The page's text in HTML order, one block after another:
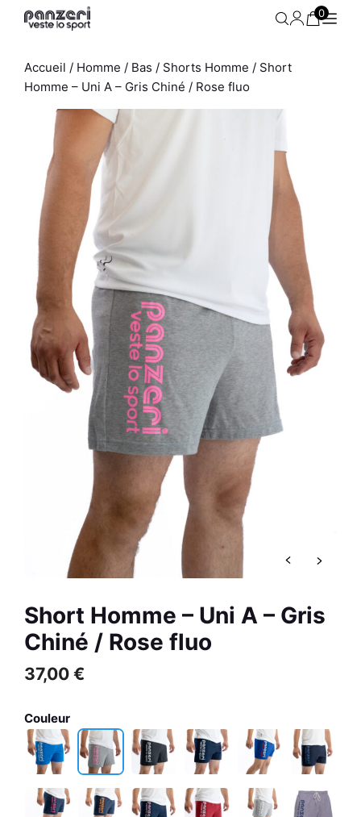
Jogging Femme - Uni H -
Bleu Marine / Rose
59,00 € AJOUTER
Aller
0
Accueil / Homme / Bas / Shorts Homme / Short
Homme – Uni A – Gris Chiné / Rose fluo
Short Homme – Uni A – Gris
Chiné / Rose fluo
37,00 €
Couleur